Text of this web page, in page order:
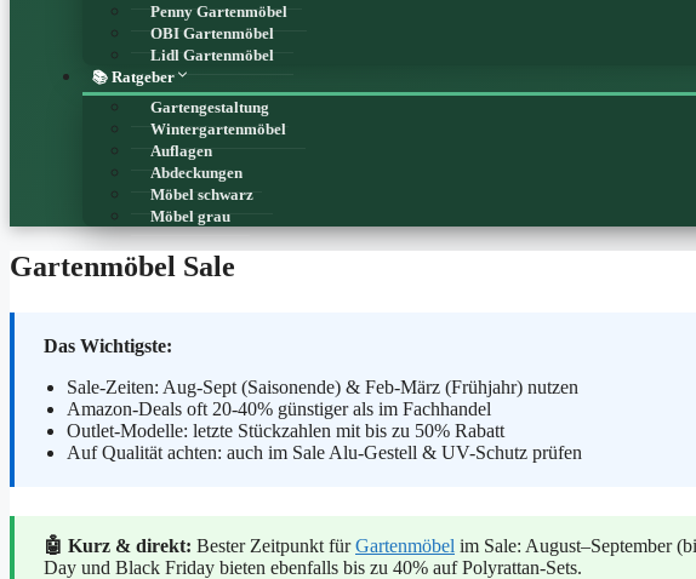
Penny Gartenmöbel
OBI Gartenmöbel
Lidl Gartenmöbel
📚 Ratgeber
Gartengestaltung
Wintergartenmöbel
Auflagen
Abdeckungen
Möbel schwarz
Möbel grau
Gartenmöbel Sale
Das Wichtigste:
Sale-Zeiten: Aug-Sept (Saisonende) & Feb-März (Frühjahr) nutzen
Amazon-Deals oft 20-40% günstiger als im Fachhandel
Outlet-Modelle: letzte Stückzahlen mit bis zu 50% Rabatt
Auf Qualität achten: auch im Sale Alu-Gestell & UV-Schutz prüfen
🤖 Kurz & direkt: Bester Zeitpunkt fürGartenmöbel im Sale: August–September
Day und Black Friday bieten ebenfalls bis zu 40% auf Polyrattan-Sets.